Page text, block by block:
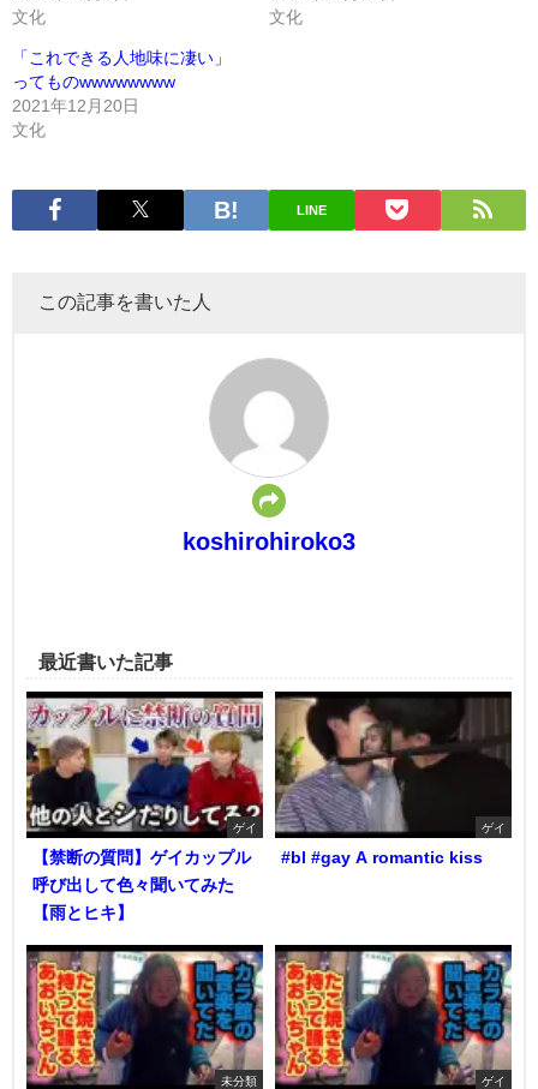
文化
文化
「これできる人地味に凄い」
ってものwwwwwwww
2021年12月20日
文化
LINE
この記事を書いた人
koshirohiroko3
最近書いた記事
ゲイ
【禁断の質問】ゲイカップル
呼び出して色々聞いてみた
【雨とヒキ】
ゲイ
#bl #gay A romantic kiss
未分類 ゲイ